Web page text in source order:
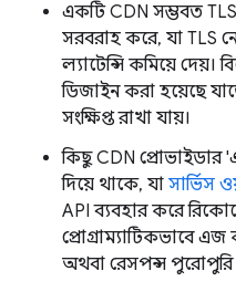
একটি CDN সম্ভবত
সরবরাহ করে, যা TLS
ল্যাটেন্সি কমিয়ে দেয়।
ডিজাইন করা হয়েছে
সংক্ষিপ্ত রাখা যায়।
কিছু CDN প্রোভাইডার
দিয়ে থাকে, যা সার্ভিস
API ব্যবহার করে
প্রোগ্রাম্যাটিকভাবে
অথবা রেসপন্স পুরোপুরি